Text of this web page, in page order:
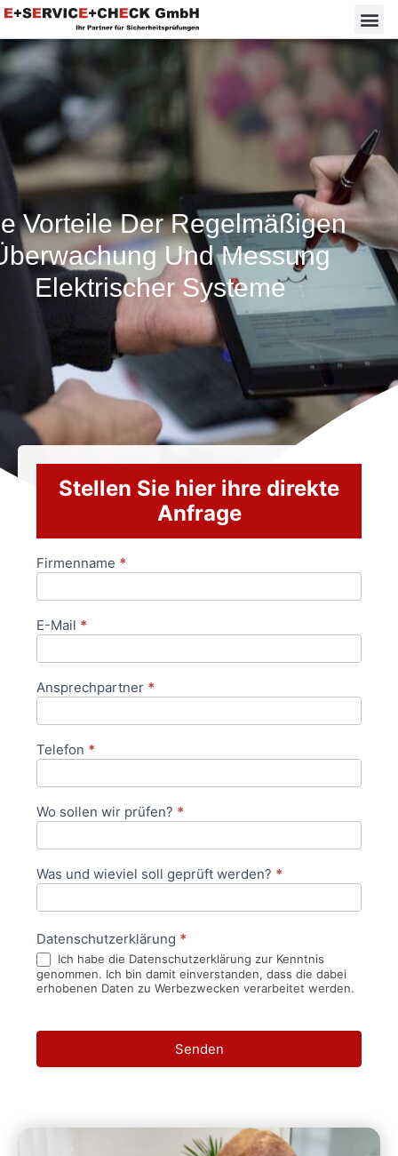
Vorteile Der Regelmäßigen
Und Messung
Elektrischer Systeme
Stellen Sie hier ihre direkte
Anfrage
Anfrageformular
Firmenname *
E-Mail *
Ansprechpartner *
Telefon *
Wo sollen wir prüfen? *
Was und wieviel soll geprüft werden? *
Datenschutzerklärung *
Ich habe die Datenschutzerklärung zur Kenntnis
genommen. Ich bin damit einverstanden, dass die dabei
erhobenen Daten zu Werbezwecken verarbeitet werden.
Senden